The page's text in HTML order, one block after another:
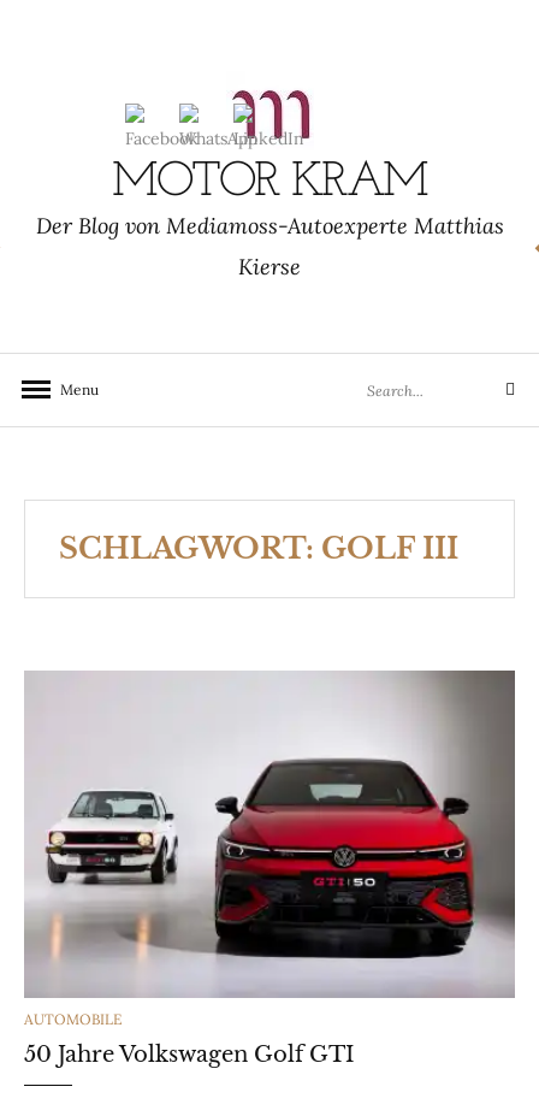
MOTOR KRAM
Der Blog von Mediamoss-Autoexperte Matthias
Kierse
Menu
for:
Search
SCHLAGWORT: GOLF III
CATEGORIES
AUTOMOBILE
50 Jahre Volkswagen Golf GTI